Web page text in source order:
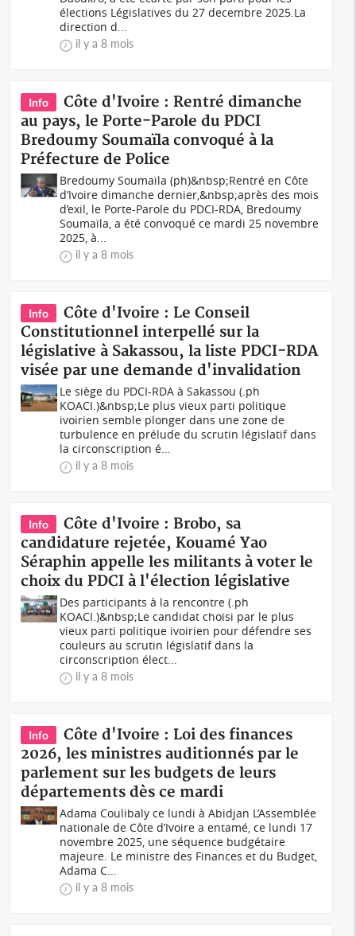
élections Législatives du 27 decembre 2025.La
direction d...
il y a 8 mois
Info
Côte d'Ivoire : Rentré dimanche
au pays, le Porte-Parole du PDCI
Bredoumy Soumaïla convoqué à la
Préfecture de Police
Bredoumy Soumaïla (ph)&nbsp;Rentré en Côte
d’Ivoire dimanche dernier,&nbsp;après des mois
d’exil, le Porte-Parole du PDCI-RDA, Bredoumy
Soumaïla, a été convoqué ce mardi 25 novembre
2025, à...
il y a 8 mois
Info
Côte d'Ivoire : Le Conseil
Constitutionnel interpellé sur la
législative à Sakassou, la liste PDCI-RDA
visée par une demande d'invalidation
Le siège du PDCI-RDA à Sakassou (.ph
KOACI.)&nbsp;Le plus vieux parti politique
ivoirien semble plonger dans une zone de
turbulence en prélude du scrutin législatif dans
la circonscription é...
il y a 8 mois
Info
Côte d'Ivoire : Brobo, sa
candidature rejetée, Kouamé Yao
Séraphin appelle les militants à voter le
choix du PDCI à l'élection législative
Des participants à la rencontre (.ph
KOACI.)&nbsp;Le candidat choisi par le plus
vieux parti politique ivoirien pour défendre ses
couleurs au scrutin législatif dans la
circonscription élect...
il y a 8 mois
Info
Côte d'Ivoire : Loi des finances
2026, les ministres auditionnés par le
parlement sur les budgets de leurs
départements dès ce mardi
Adama Coulibaly ce lundi à Abidjan L’Assemblée
nationale de Côte d’Ivoire a entamé, ce lundi 17
novembre 2025, une séquence budgétaire
majeure. Le ministre des Finances et du Budget,
Adama C...
il y a 8 mois